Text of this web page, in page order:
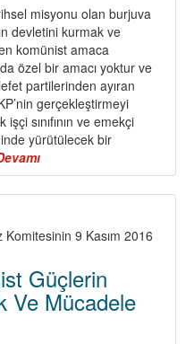
misyonu olan burjuva
devletini kurmak ve
komünist amaca
özel bir amacı yoktur ve
partilerinden ayıran
gerçekleştirmeyi
sınıfının ve emekçi
yürütülecek bir
TKP’nin
Misyonu
9 Kasım 2016
Güçlerin
Ve Mücadele